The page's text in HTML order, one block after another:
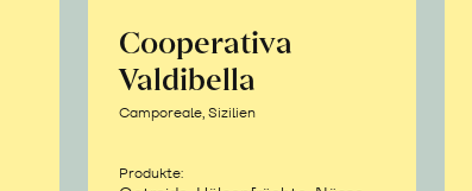
Cooperativa
Valdibella
Camporeale, Sizilien
Produkte: